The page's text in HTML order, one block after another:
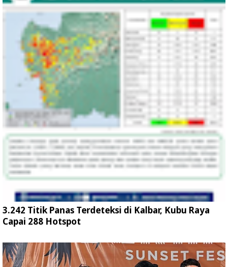
3.242 Titik Panas Terdeteksi di Kalbar, Kubu Raya
Capai 288 Hotspot